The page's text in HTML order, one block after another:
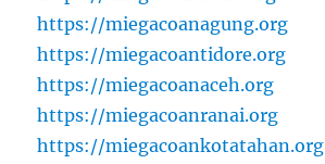
https://miegacoanagung.org
https://miegacoantidore.org
https://miegacoanaceh.org
https://miegacoanranai.org
https://miegacoankotatahan.org